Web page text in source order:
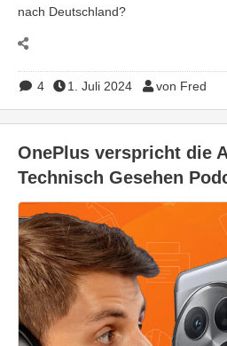
nach Deutschland?
4 1. Juli 2024 von Fred
OnePlus verspricht die
Technisch Gesehen